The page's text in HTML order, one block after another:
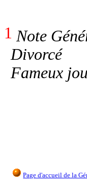
1 Note
Divorcé
Fameux
Page d'accueil de la